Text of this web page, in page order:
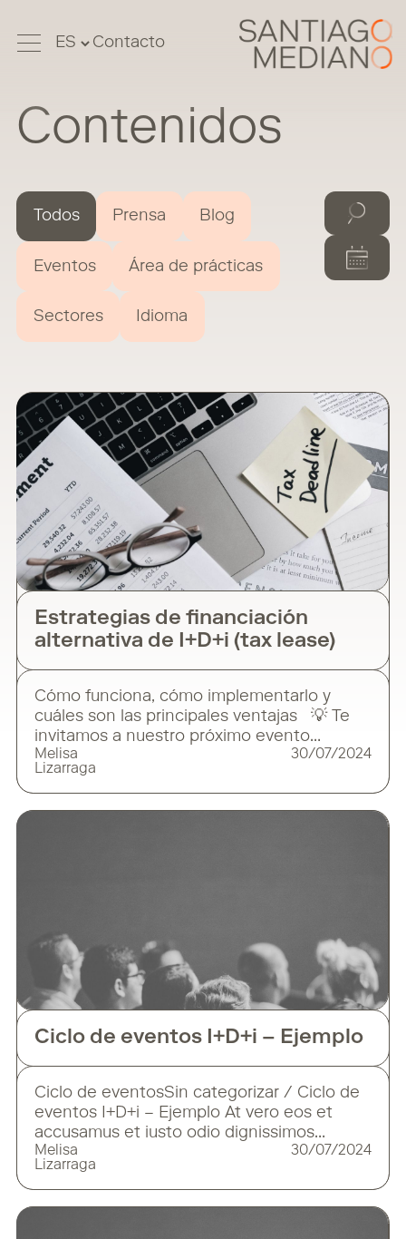
Contacto
Contenidos
Todos Prensa Blog
Eventos Área de prácticas
Sectores Idioma
Estrategias de financiación
alternativa de I+D+i (tax lease)
Cómo funciona, cómo implementarlo y
cuáles son las principales ventajas 💡 Te
invitamos a nuestro próximo evento
presencial, donde desglosaremos el
funcionamiento y las ventajas del «Tax
Lease», una herramienta fiscal clave para
Melisa
Lizarraga
30/07/2024
Ciclo de eventos I+D+i – Ejemplo
Ciclo de eventosSin categorizar / Ciclo de
eventos I+D+i – Ejemplo At vero eos et
accusamus et iusto odio dignissimos
ducimus qui blanditiis praesentium
voluptatum deleniti atque corrupti quos
dolores et quas molestias excepturi sint
Melisa
Lizarraga
30/07/2024